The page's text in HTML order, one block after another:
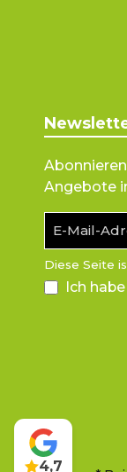
Angebote
Mail-
Adresse*
Diese Seite
Ich
4,7